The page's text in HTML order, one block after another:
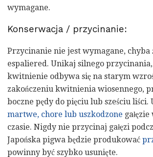
wymagane.
Konserwacja / przycinanie:
Przycinanie nie jest wymagane, chyba
espaliered. Unikaj silnego
kwitnienie odbywa się na starym
zakończeniu kwitnienia wiosennego,
boczne pędy do pięciu lub sześciu liści.
martwe, chore lub uszkodzone
czasie. Nigdy nie przycinaj gałęzi
Japońska pigwa będzie produkować
powinny być szybko usunięte.